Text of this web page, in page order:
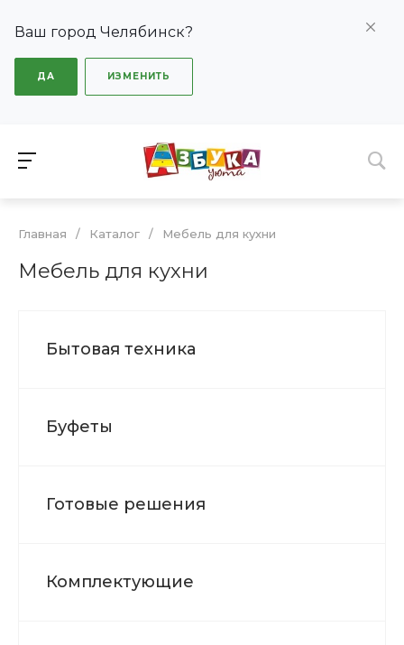
Ваш город Челябинск?
ДА ИЗМЕНИТЬ
Главная / Каталог / Мебель для кухни
Мебель для кухни
Бытовая техника
Буфеты
Готовые решения
Комплектующие